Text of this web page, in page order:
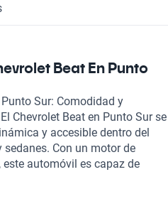
Beat En Punto
Sur: Comodidad y
Chevrolet Beat en Punto Sur se
y accesible dentro del
Con un motor de
automóvil es capaz de
81 caballos de fuerza,